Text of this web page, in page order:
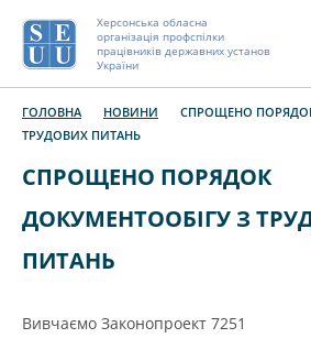
Херсонська обласна
організація профспілки
працівників державних установ
України
ГОЛОВНА НОВИНИ
СПРОЩЕНО
ТРУДОВИХ ПИТАНЬ
СПРОЩЕНО ПОРЯДОК
ДОКУМЕНТООБІГУ З
ПИТАНЬ
Вивчаємо Законопроект 7251